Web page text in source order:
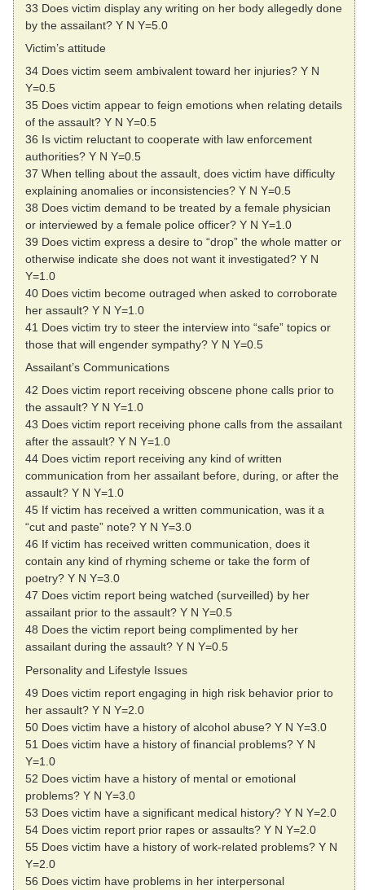
33 Does victim display any writing on her body allegedly done
by the assailant? Y N Y=5.0
Victim’s attitude
34 Does victim seem ambivalent toward her injuries? Y N
Y=0.5
35 Does victim appear to feign emotions when relating details
of the assault? Y N Y=0.5
36 Is victim reluctant to cooperate with law enforcement
authorities? Y N Y=0.5
37 When telling about the assault, does victim have difficulty
explaining anomalies or inconsistencies? Y N Y=0.5
38 Does victim demand to be treated by a female physician
or interviewed by a female police officer? Y N Y=1.0
39 Does victim express a desire to “drop” the whole matter or
otherwise indicate she does not want it investigated? Y N
Y=1.0
40 Does victim become outraged when asked to corroborate
her assault? Y N Y=1.0
41 Does victim try to steer the interview into “safe” topics or
those that will engender sympathy? Y N Y=0.5
Assailant’s Communications
42 Does victim report receiving obscene phone calls prior to
the assault? Y N Y=1.0
43 Does victim report receiving phone calls from the assailant
after the assault? Y N Y=1.0
44 Does victim report receiving any kind of written
communication from her assailant before, during, or after the
assault? Y N Y=1.0
45 If victim has received a written communication, was it a
“cut and paste” note? Y N Y=3.0
46 If victim has received written communication, does it
contain any kind of rhyming scheme or take the form of
poetry? Y N Y=3.0
47 Does victim report being watched (surveilled) by her
assailant prior to the assault? Y N Y=0.5
48 Does the victim report being complimented by her
assailant during the assault? Y N Y=0.5
Personality and Lifestyle Issues
49 Does victim report engaging in high risk behavior prior to
her assault? Y N Y=2.0
50 Does victim have a history of alcohol abuse? Y N Y=3.0
51 Does victim have a history of financial problems? Y N
Y=1.0
52 Does victim have a history of mental or emotional
problems? Y N Y=3.0
53 Does victim have a significant medical history? Y N Y=2.0
54 Does victim report prior rapes or assaults? Y N Y=2.0
55 Does victim have a history of work-related problems? Y N
Y=2.0
56 Does victim have problems in her interpersonal